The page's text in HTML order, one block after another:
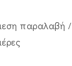
παραλαβή